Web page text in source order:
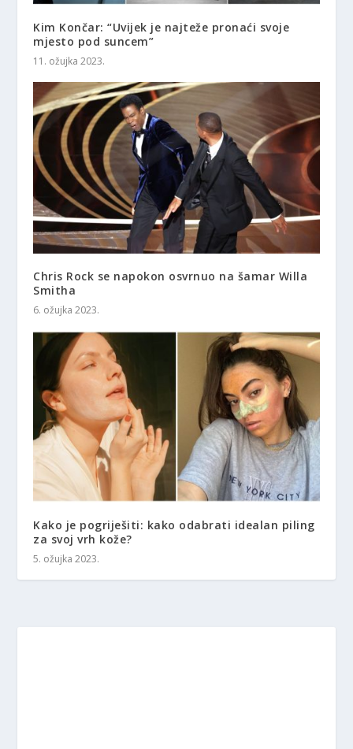
Kim Končar: “Uvijek je najteže pronaći svoje
mjesto pod suncem”
11. ožujka 2023.
Chris Rock se napokon osvrnuo na šamar Willa
Smitha
6. ožujka 2023.
Kako je pogriješiti: kako odabrati idealan piling
za svoj vrh kože?
5. ožujka 2023.